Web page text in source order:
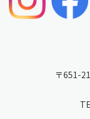
〒651-